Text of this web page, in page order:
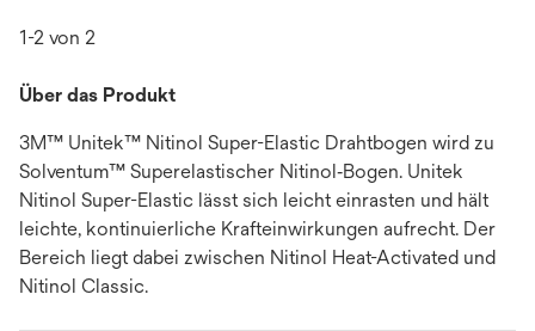
1-2 von 2
Über das Produkt
3M™ Unitek™ Nitinol Super-Elastic Drahtbogen wird zu
Solventum™ Superelastischer Nitinol‑Bogen. Unitek
Nitinol Super-Elastic lässt sich leicht einrasten und hält
leichte, kontinuierliche Krafteinwirkungen aufrecht. Der
Bereich liegt dabei zwischen Nitinol Heat-Activated und
Nitinol Classic.